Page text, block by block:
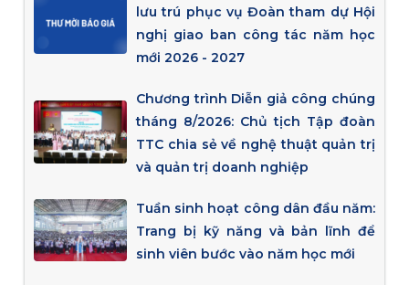
lưu trú phục vụ Đoàn tham dự Hội
nghị giao ban công tác năm học
mới 2026 - 2027
Chương trình Diễn giả công chúng
tháng 8/2026: Chủ tịch Tập đoàn
TTC chia sẻ về nghệ thuật quản trị
và quản trị doanh nghiệp
Tuần sinh hoạt công dân đầu năm:
Trang bị kỹ năng và bản lĩnh để
sinh viên bước vào năm học mới